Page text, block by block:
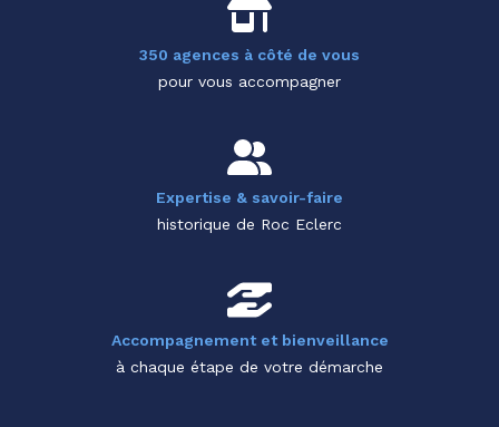
350 agences à côté de vous
pour vous accompagner
Expertise & savoir-faire
historique de Roc Eclerc
Accompagnement et bienveillance
à chaque étape de votre démarche